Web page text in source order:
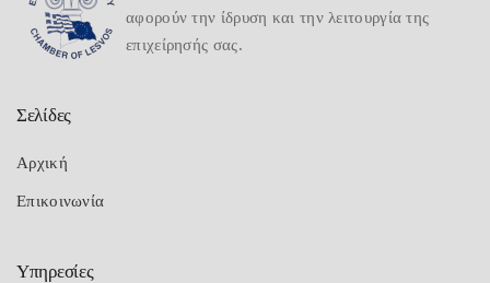
αφορούν την ίδρυση και την λειτουργία της
επιχείρησής σας.
Σελίδες
Αρχική
Επικοινωνία
Υπηρεσίες